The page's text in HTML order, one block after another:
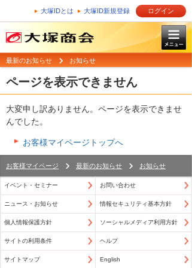
大塚IDとは 大塚ID新規登録 ログイン
最新のお知らせ お知らせ
ページを表示できません
大変申し訳ありません。ページを表示できませ
んでした。
お客様マイページトップへ
お客様マイページ 最新のお知らせ お知らせ
イベント・セミナー お問い合わせ
ニュース・お知らせ 情報セキュリティ基本方針
個人情報保護方針 ソーシャルメディア利用方針
サイトの利用条件 ヘルプ
サイトマップ English